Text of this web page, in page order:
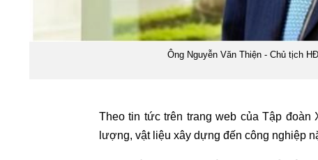
Ông Nguyễn Văn Thiện - Chủ tịch
Theo tin tức trên trang web của Tập đoàn
lượng, vật liệu xây dựng đến công nghiệp